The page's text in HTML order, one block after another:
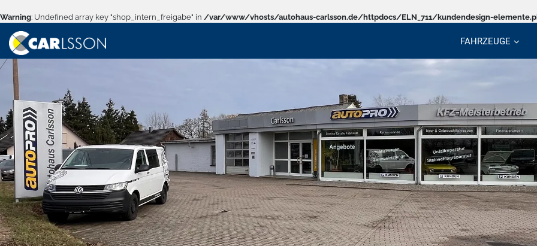
Warning: Undefined array key "shop_intern_freigabe" in /var/www/vhosts/autohaus-carlsson.de/httpdocs/ELN_711/kundendesign-
FAHRZEUGE